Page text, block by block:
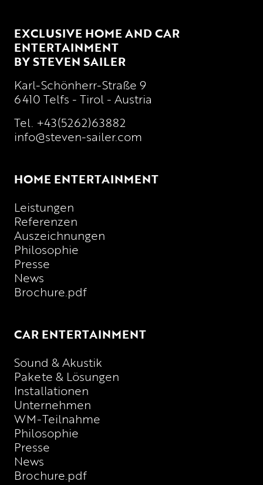
EXCLUSIVE HOME AND CAR
ENTERTAINMENT
BY STEVEN SAILER
Karl-Schönherr-Straße 9
6410 Telfs - Tirol - Austria
Tel. +43(5262)63882
info@steven-sailer.com
HOME ENTERTAINMENT
Leistungen
Referenzen
Auszeichnungen
Philosophie
Presse
News
Brochure.pdf
CAR ENTERTAINMENT
Sound & Akustik
Pakete & Lösungen
Installationen
Unternehmen
WM-Teilnahme
Philosophie
Presse
News
Brochure.pdf